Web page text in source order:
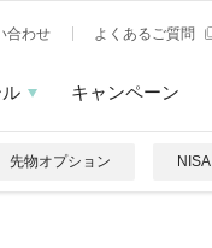
合わせ よくあるご質問
キャンペーン
先物オプション NISA